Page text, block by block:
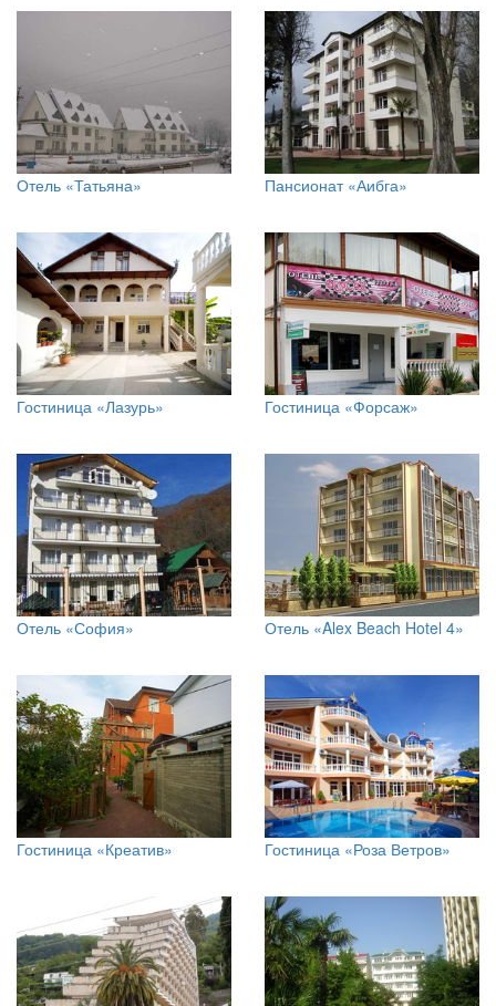
Отель «Татьяна» Пансионат «Аибга»
Гостиница «Лазурь» Гостиница «Форсаж»
Отель «София» Отель «Alex Beach Hotel 4»
Гостиница «Креатив» Гостиница «Роза Ветров»